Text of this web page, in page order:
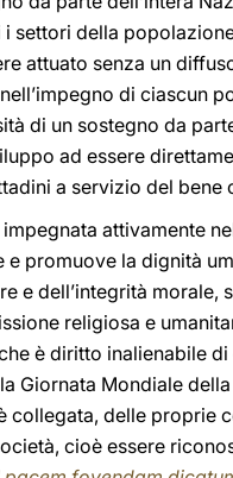
settori della
attuato senza un
di ciascun
di un sostegno da
ad essere
a servizio del
attivamente
promuove la dignità
e dell’integrità
religiosa e
è diritto inalienabile
Giornata Mondiale
collegata, delle proprie
cioè essere